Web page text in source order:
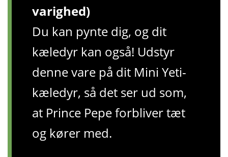
varighed)
Du kan pynte dig, og dit
kæledyr kan også! Udstyr
denne vare på dit Mini Yeti-
kæledyr, så det ser ud som,
at Prince Pepe forbliver tæt
og kører med.